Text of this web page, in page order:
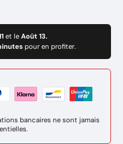
et le Août 13.
pour en profiter.
bancaires ne sont jamais